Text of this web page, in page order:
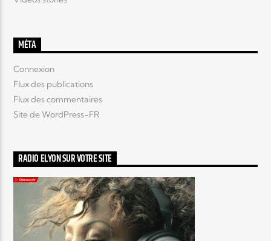
MÉTA
Connexion
Flux des publications
Flux des commentaires
Site de WordPress-FR
RADIO ELYON SUR VOTRE SITE